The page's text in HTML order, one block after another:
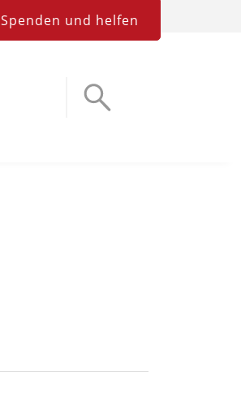
Spenden und helfen